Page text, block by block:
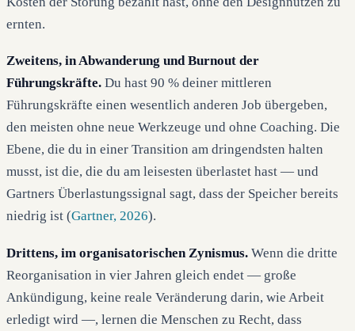
ernten.
Zweitens, in Abwanderung und Burnout der
Führungskräfte. Du hast 90 % deiner mittleren
Führungskräfte einen wesentlich anderen Job übergeben,
den meisten ohne neue Werkzeuge und ohne Coaching. Die
Ebene, die du in einer Transition am dringendsten halten
musst, ist die, die du am leisesten überlastet hast — und
Gartners Überlastungssignal sagt, dass der Speicher bereits
niedrig ist (Gartner, 2026).
Drittens, im organisatorischen Zynismus. Wenn die dritte
Reorganisation in vier Jahren gleich endet — große
Ankündigung, keine reale Veränderung darin, wie Arbeit
erledigt wird —, lernen die Menschen zu Recht, dass